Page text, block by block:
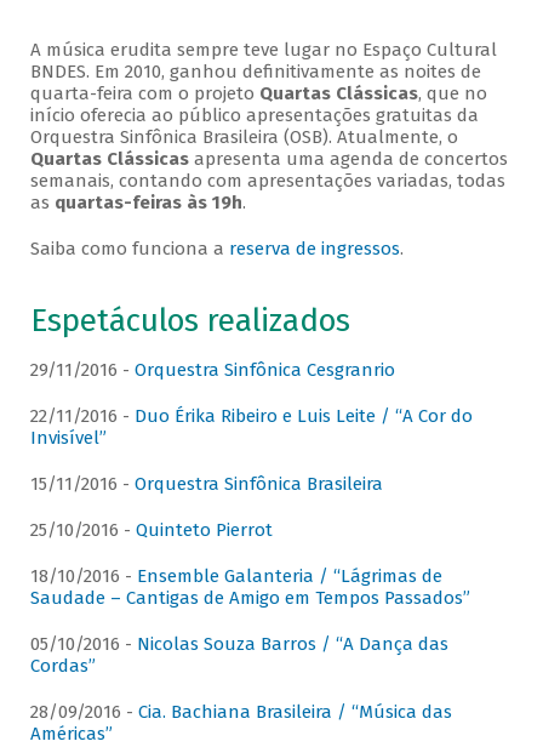
A música erudita sempre teve lugar no Espaço Cultural
BNDES. Em 2010, ganhou definitivamente as noites de
quarta-feira com o projeto Quartas Clássicas, que no
início oferecia ao público apresentações gratuitas da
Orquestra Sinfônica Brasileira (OSB). Atualmente, o
Quartas Clássicasapresenta uma agenda de concertos
semanais, contando com apresentações variadas, todas
as quartas-feiras às 19h.
Saiba como funciona a reserva de ingressos.
Espetáculos realizados
29/11/2016 - Orquestra Sinfônica Cesgranrio
22/11/2016 - Duo Érika Ribeiro e Luis Leite / “A Cor do
Invisível”
15/11/2016 - Orquestra Sinfônica Brasileira
25/10/2016 - Quinteto Pierrot
18/10/2016 - Ensemble Galanteria / “Lágrimas de
Saudade – Cantigas de Amigo em Tempos Passados”
05/10/2016 - Nicolas Souza Barros / “A Dança das
Cordas”
28/09/2016 - Cia. Bachiana Brasileira / “Música das
Américas”